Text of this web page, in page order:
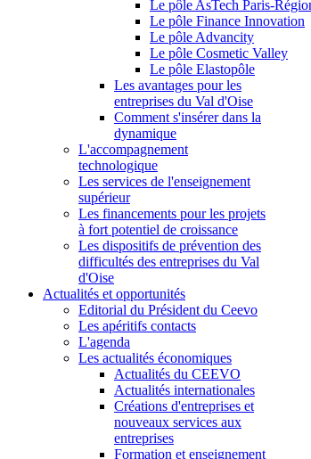
Le pôle AsTech Paris-
Le pôle Finance Innovation
Le pôle Advancity
Le pôle Cosmetic Valley
Le pôle Elastopôle
Les avantages pour les
entreprises du Val d'Oise
Comment s'insérer dans la
dynamique
L'accompagnement
technologique
Les services de l'enseignement
supérieur
Les financements pour les projets
à fort potentiel de croissance
Les dispositifs de prévention des
difficultés des entreprises du Val
d'Oise
Actualités et opportunités
Editorial du Président du Ceevo
Les apéritifs contacts
L'agenda
Les actualités économiques
Actualités du CEEVO
Actualités internationales
Créations d'entreprises et
nouveaux services aux
entreprises
Formation et enseignement